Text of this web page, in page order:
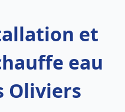
et
eau
Oliviers